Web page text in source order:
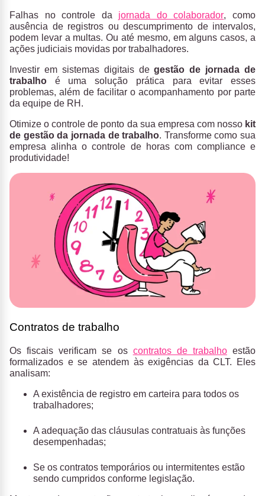
Falhas no controle da jornada do colaborador, como
ausência de registros ou descumprimento de intervalos,
podem levar a multas. Ou até mesmo, em alguns casos, a
ações judiciais movidas por trabalhadores.
Investir em sistemas digitais degestão de jornada de
trabalho é uma solução prática para evitar esses
problemas, além de facilitar o acompanhamento por parte
da equipe de RH.
Otimize o controle de ponto da sua empresa com nossokit
de gestão da jornada de trabalho. Transforme como sua
empresa alinha o controle de horas com compliance e
produtividade!
Contratos de trabalho
Os fiscais verificam se os contratos de trabalhoestão
formalizados e se atendem às exigências da CLT. Eles
analisam:
A existência de registro em carteira para todos os
trabalhadores;
A adequação das cláusulas contratuais às funções
desempenhadas;
Se os contratos temporários ou intermitentes estão
sendo cumpridos conforme legislação.